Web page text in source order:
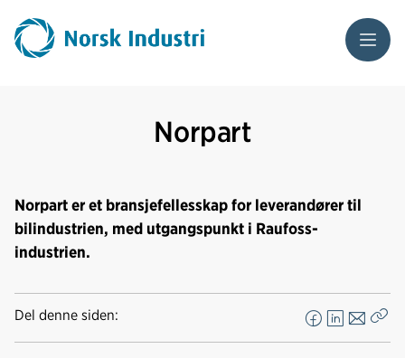
Meny
Norpart
Norpart er et bransjefellesskap for leverandører til
bilindustrien, med utgangspunkt i Raufoss-
industrien.
Del denne siden:
F
a
L
i
E
-